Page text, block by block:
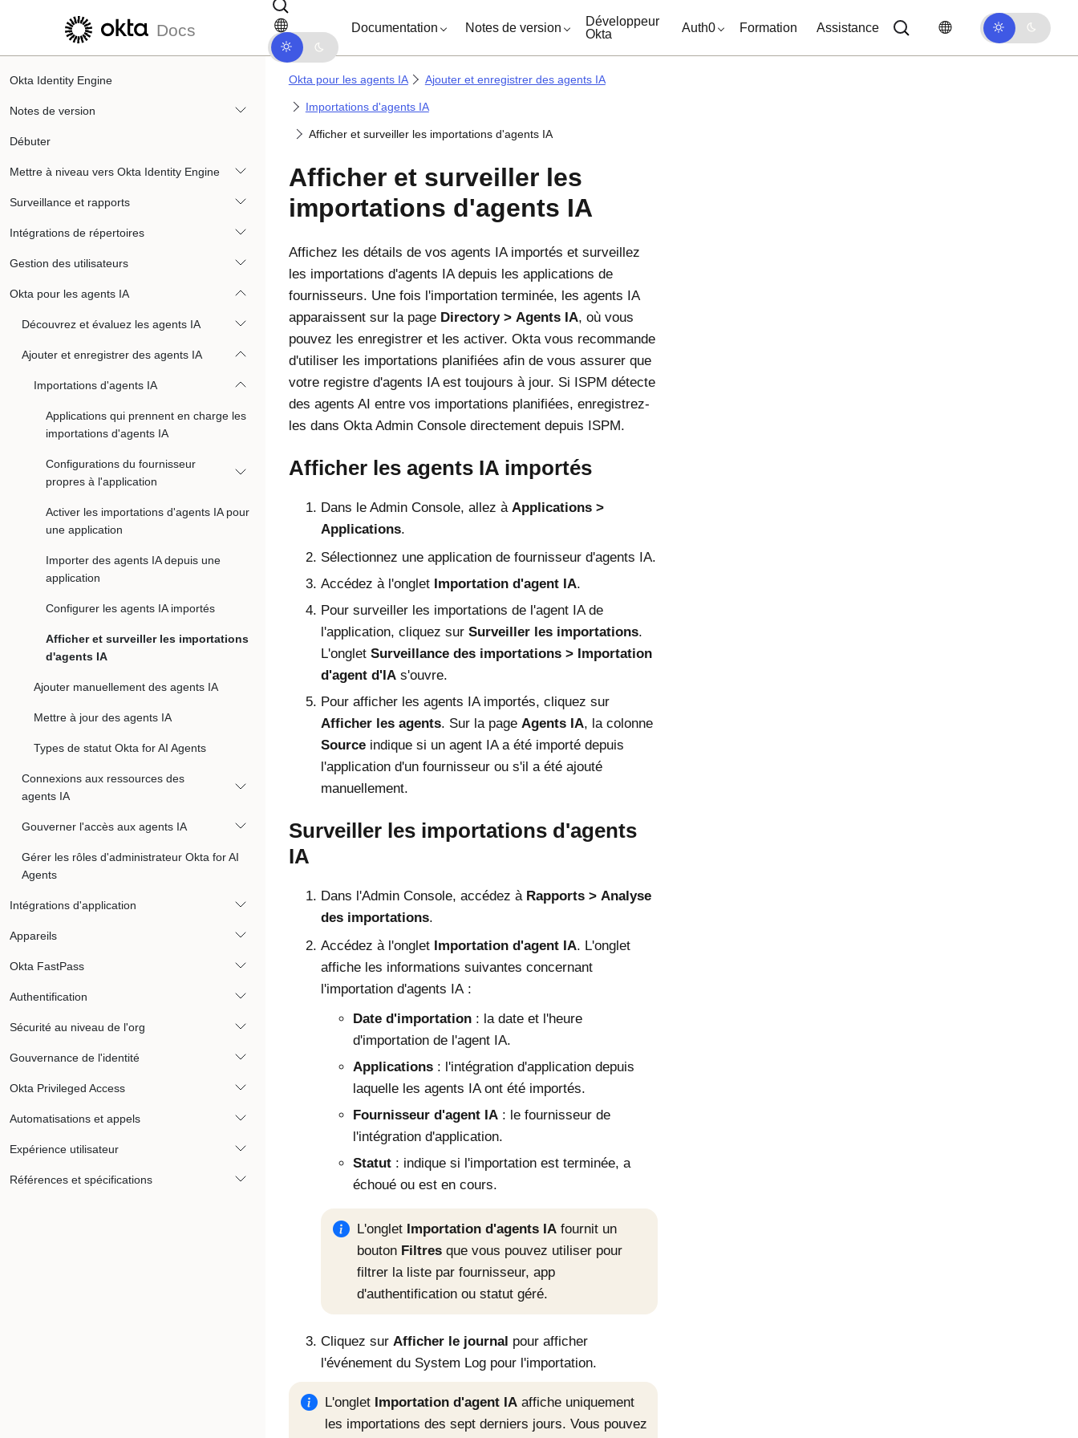
Passer au contenu principal Passer à la navigation dans les documents
Docs Documentation Notes de version
Développeur
Okta
Auth0 Formation Assistance
Okta Identity Engine
Notes de version
Débuter
Mettre à niveau vers Okta Identity Engine
Surveillance et rapports
Intégrations de répertoires
Gestion des utilisateurs
Okta pour les agents IA
Découvrez et évaluez les agents IA
Ajouter et enregistrer des agents IA
Importations d'agents IA
Applications qui prennent en charge les
importations d'agents IA
Configurations du fournisseur
propres à l'application
Activer les importations d'agents IA pour
une application
Importer des agents IA depuis une
application
Configurer les agents IA importés
Afficher et surveiller les importations
d'agents IA
Ajouter manuellement des agents IA
Mettre à jour des agents IA
Types de statut Okta for AI Agents
Connexions aux ressources des
agents IA
Gouverner l'accès aux agents IA
Gérer les rôles d'administrateur Okta for AI
Agents
Intégrations d'application
Appareils
Okta FastPass
Authentification
Sécurité au niveau de l'org
Gouvernance de l'identité
Okta Privileged Access
Automatisations et appels
Expérience utilisateur
Références et spécifications
Okta pour les agents IA Ajouter et enregistrer des agents IA
Importations d'agents IA
Afficher et surveiller les importations d'agents IA
Afficher et surveiller les
importations d'agents IA
Affichez les détails de vos agents IA importés et surveillez
les importations d'agents IA depuis les applications de
fournisseurs. Une fois l'importation terminée, les agents IA
apparaissent sur la page Directory Agents IA, où vous
pouvez les enregistrer et les activer. Okta vous recommande
d'utiliser les importations planifiées afin de vous assurer que
votre registre d'agents IA est toujours à jour. Si ISPM détecte
des agents AI entre vos importations planifiées, enregistrez-
les dans Okta Admin Console directement depuis ISPM.
Afficher les agents IA importés
Dans le Admin Console, allez à Applications
Applications.
Sélectionnez une application de fournisseur d'agents IA.
Accédez à l'onglet Importation d'agent IA.
Pour surveiller les importations de l'agent IA de
l'application, cliquez sur Surveiller les importations.
L'onglet Surveillance des importations
Importation
d'agent d'IAs'ouvre.
Pour afficher les agents IA importés, cliquez sur
Afficher les agents. Sur la page Agents IA, la colonne
Sourceindique si un agent IA a été importé depuis
l'application d'un fournisseur ou s'il a été ajouté
manuellement.
Surveiller les importations d'agents
IA
Dans l'Admin Console, accédez à Rapports
Analyse
des importations.
Accédez à l'onglet Importation d'agent IA. L'onglet
affiche les informations suivantes concernant
l'importation d'agents IA :
Date d'importation: la date et l'heure
d'importation de l'agent IA.
Applications: l'intégration d'application depuis
laquelle les agents IA ont été importés.
Fournisseur d'agent IA: le fournisseur de
l'intégration d'application.
Statut: indique si l'importation est terminée, a
échoué ou est en cours.
L'onglet Importation d'agents IAfournit un
bouton Filtresque vous pouvez utiliser pour
filtrer la liste par fournisseur, app
d'authentification ou statut géré.
Cliquez sur Afficher le journal pour afficher
l'événement du System Log pour l'importation.
L'onglet Importation d'agent IAaffiche uniquement
les importations des sept derniers jours. Vous pouvez